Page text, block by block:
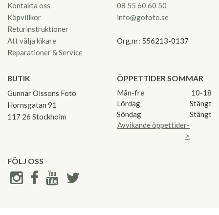
Kontakta oss
Köpvillkor
Returinstruktioner
Att välja kikare
Reparationer & Service
08 55 60 60 50
info@gofoto.se
Org.nr: 556213-0137
BUTIK
Gunnar Olssons Foto
Hornsgatan 91
117 26 Stockholm
ÖPPETTIDER SOMMAR
Mån-fre
10-18
Lördag
Stängt
Söndag
Stängt
Avvikande öppettider-
>
FÖLJ OSS